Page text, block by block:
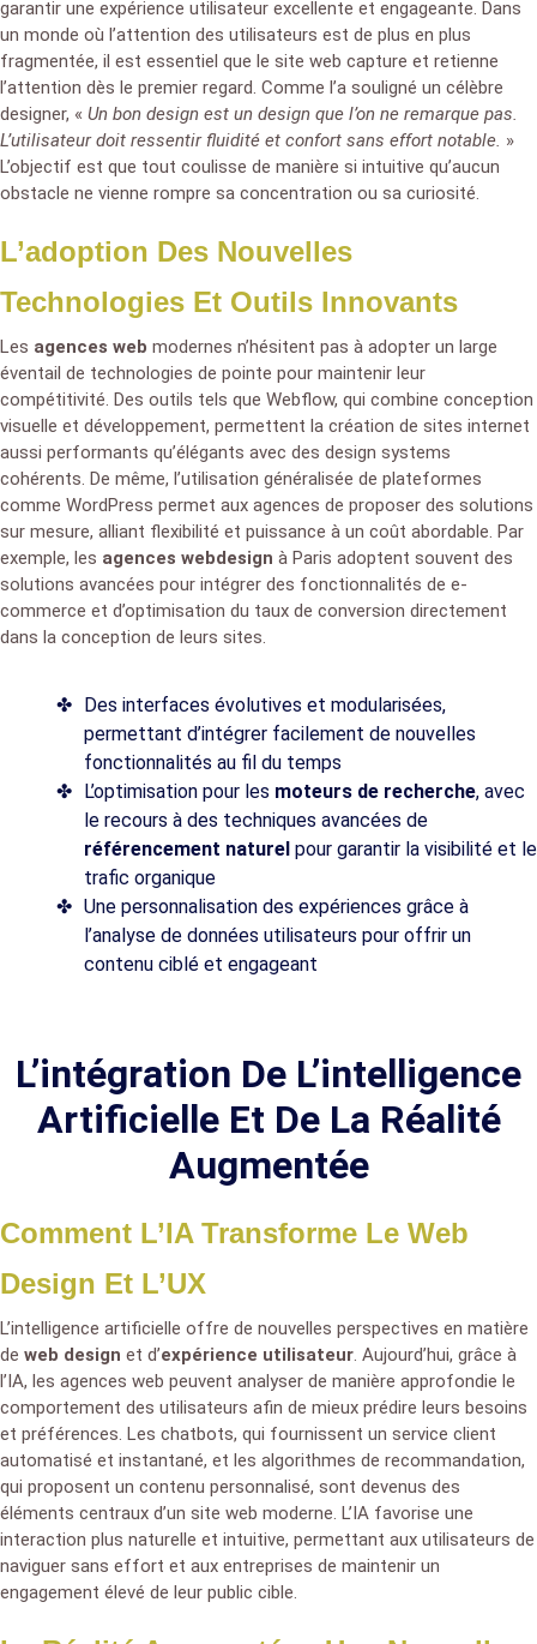
garantir une expérience utilisateur excellente et engageante. Dans
un monde où l’attention des utilisateurs est de plus en plus
fragmentée, il est essentiel que le site web capture et retienne
l’attention dès le premier regard. Comme l’a souligné un célèbre
designer, « Un bon design est un design que l’on ne remarque pas.
L’utilisateur doit ressentir fluidité et confort sans effort notable. »
L’objectif est que tout coulisse de manière si intuitive qu’aucun
obstacle ne vienne rompre sa concentration ou sa curiosité.
L’adoption Des Nouvelles
Technologies Et Outils Innovants
Les agences web modernes n’hésitent pas à adopter un large
éventail de technologies de pointe pour maintenir leur
compétitivité. Des outils tels que Webflow, qui combine conception
visuelle et développement, permettent la création de sites internet
aussi performants qu’élégants avec des design systems
cohérents. De même, l’utilisation généralisée de plateformes
comme WordPress permet aux agences de proposer des solutions
sur mesure, alliant flexibilité et puissance à un coût abordable. Par
exemple, les agences webdesign à Paris adoptent souvent des
solutions avancées pour intégrer des fonctionnalités de e-
commerce et d’optimisation du taux de conversion directement
dans la conception de leurs sites.
Des interfaces évolutives et modularisées,
permettant d’intégrer facilement de nouvelles
fonctionnalités au fil du temps
L’optimisation pour les moteurs de recherche, avec
le recours à des techniques avancées de
référencement naturel pour garantir la visibilité et le
trafic organique
Une personnalisation des expériences grâce à
l’analyse de données utilisateurs pour offrir un
contenu ciblé et engageant
L’intégration De L’intelligence
Artificielle Et De La Réalité
Augmentée
Comment L’IA Transforme Le Web
Design Et L’UX
L’intelligence artificielle offre de nouvelles perspectives en matière
de web design et d’expérience utilisateur. Aujourd’hui, grâce à
l’IA, les agences web peuvent analyser de manière approfondie le
comportement des utilisateurs afin de mieux prédire leurs besoins
et préférences. Les chatbots, qui fournissent un service client
automatisé et instantané, et les algorithmes de recommandation,
qui proposent un contenu personnalisé, sont devenus des
éléments centraux d’un site web moderne. L’IA favorise une
interaction plus naturelle et intuitive, permettant aux utilisateurs de
naviguer sans effort et aux entreprises de maintenir un
engagement élevé de leur public cible.